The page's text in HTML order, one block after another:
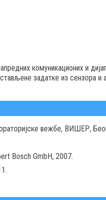
комуникационих и
задатке из сензора и
вежбе, ВИШЕР,
Bosch GmbH, 2007.